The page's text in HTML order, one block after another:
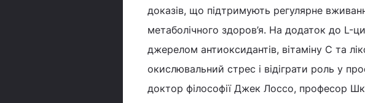
доказів, що підтримують регулярне
метаболічного здоров’я. На додаток до L-
джерелом антиоксидантів, вітаміну С та
окислювальний стрес і відіграти роль у
доктор філософії Джек Лоссо, професор